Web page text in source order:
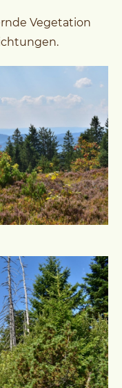
Vegetation